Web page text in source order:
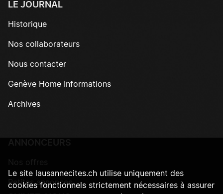
LE JOURNAL
Historique
Nos collaborateurs
Nous contacter
Genève Home Informations
Archives
Petites annonces
Le site lausannecites.ch utilise uniquement des
cookies fonctionnels strictement nécessaires à assurer